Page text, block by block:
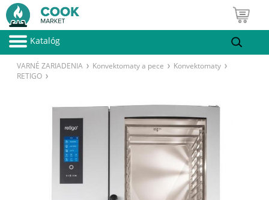
Katalóg
VARNÉ ZARIADENIA Konvektomaty a pece
Konvektomaty
RETIGO